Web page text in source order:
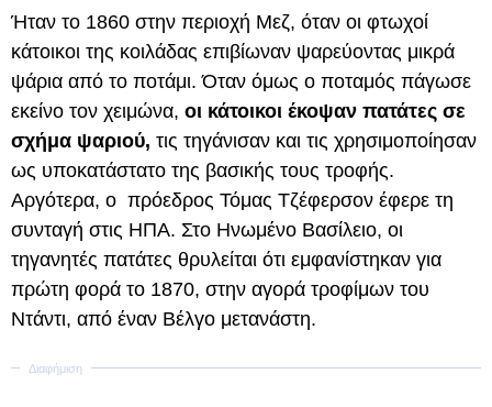
Ήταν το 1860 στην περιοχή Μεζ, όταν οι φτωχοί
κάτοικοι της κοιλάδας επιβίωναν ψαρεύοντας μικρά
ψάρια από το ποτάμι. Όταν όμως ο ποταμός πάγωσε
εκείνο τον χειμώνα, οι κάτοικοι έκοψαν πατάτες σε
σχήμα ψαριού, τις τηγάνισαν και τις χρησιμοποίησαν
ως υποκατάστατο της βασικής τους τροφής.
Αργότερα, ο πρόεδρος Τόμας Τζέφερσον έφερε τη
συνταγή στις ΗΠΑ. Στο Ηνωμένο Βασίλειο, οι
τηγανητές πατάτες θρυλείται ότι εμφανίστηκαν για
πρώτη φορά το 1870, στην αγορά τροφίμων του
Ντάντι, από έναν Βέλγο μετανάστη.